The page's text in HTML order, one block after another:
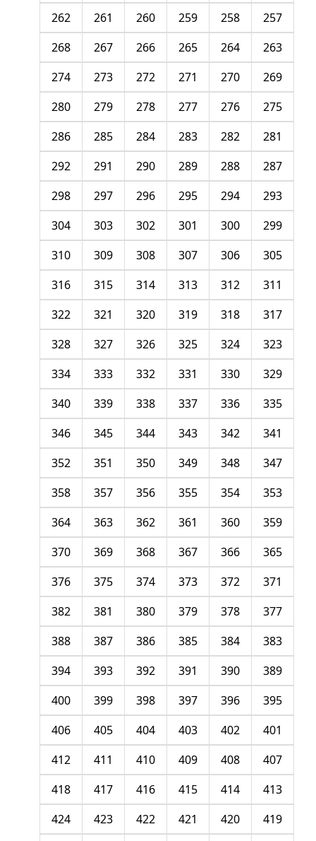
257
258
259
260
261
262
263
264
265
266
267
268
269
270
271
272
273
274
275
276
277
278
279
280
281
282
283
284
285
286
287
288
289
290
291
292
293
294
295
296
297
298
299
300
301
302
303
304
305
306
307
308
309
310
311
312
313
314
315
316
317
318
319
320
321
322
323
324
325
326
327
328
329
330
331
332
333
334
335
336
337
338
339
340
341
342
343
344
345
346
347
348
349
350
351
352
353
354
355
356
357
358
359
360
361
362
363
364
365
366
367
368
369
370
371
372
373
374
375
376
377
378
379
380
381
382
383
384
385
386
387
388
389
390
391
392
393
394
395
396
397
398
399
400
401
402
403
404
405
406
407
408
409
410
411
412
413
414
415
416
417
418
419
420
421
422
423
424